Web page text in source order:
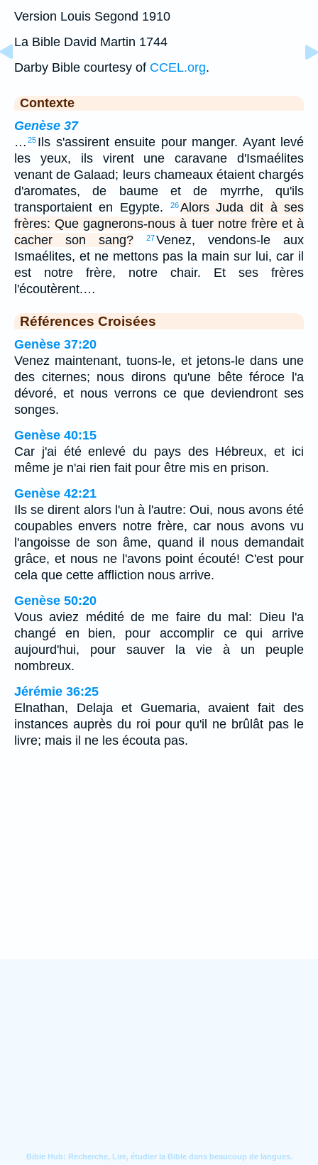
Version Louis Segond 1910
La Bible David Martin 1744
Darby Bible courtesy of CCEL.org.
Contexte
Genèse 37
… 25 Ils s'assirent ensuite pour manger. Ayant levé
les yeux, ils virent une caravane d'Ismaélites
venant de Galaad; leurs chameaux étaient chargés
d'aromates, de baume et de myrrhe, qu'ils
transportaient en Egypte.
26Alors Juda dit à ses
frères: Que gagnerons-nous à tuer notre frère et à
cacher son sang?
27 Venez, vendons-le aux
Ismaélites, et ne mettons pas la main sur lui, car il
est notre frère, notre chair. Et ses frères
l'écoutèrent.…
Références Croisées
Genèse 37:20
Venez maintenant, tuons-le, et jetons-le dans une
des citernes; nous dirons qu'une bête féroce l'a
dévoré, et nous verrons ce que deviendront ses
songes.
Genèse 40:15
Car j'ai été enlevé du pays des Hébreux, et ici
même je n'ai rien fait pour être mis en prison.
Genèse 42:21
Ils se dirent alors l'un à l'autre: Oui, nous avons été
coupables envers notre frère, car nous avons vu
l'angoisse de son âme, quand il nous demandait
grâce, et nous ne l'avons point écouté! C'est pour
cela que cette affliction nous arrive.
Genèse 50:20
Vous aviez médité de me faire du mal: Dieu l'a
changé en bien, pour accomplir ce qui arrive
aujourd'hui, pour sauver la vie à un peuple
nombreux.
Jérémie 36:25
Elnathan, Delaja et Guemaria, avaient fait des
instances auprès du roi pour qu'il ne brûlât pas le
livre; mais il ne les écouta pas.